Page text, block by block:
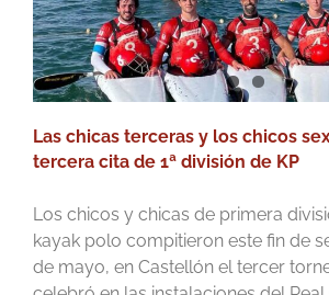
Las chicas terceras y los chicos
tercera cita de 1ª división de KP
Los chicos y chicas de primera
kayak polo compitieron este fin de
de mayo, en Castellón el tercer